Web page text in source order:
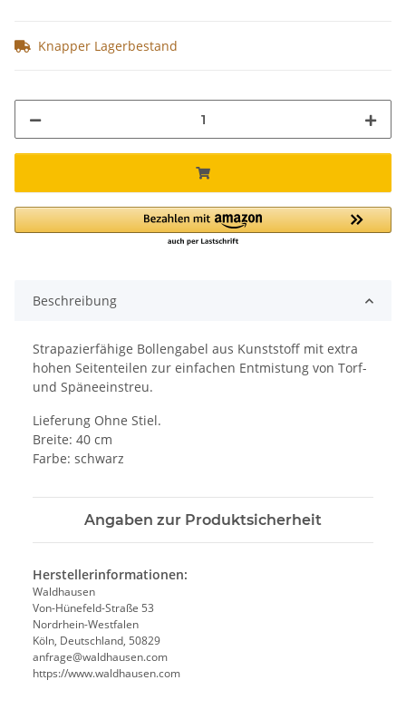
Knapper Lagerbestand
Beschreibung
Strapazierfähige Bollengabel aus Kunststoff mit extra
hohen Seitenteilen zur einfachen Entmistung von Torf-
und Späneeinstreu.
Lieferung Ohne Stiel.
Breite: 40 cm
Farbe: schwarz
Angaben zur Produktsicherheit
Herstellerinformationen:
Waldhausen
Von-Hünefeld-Straße 53
Nordrhein-Westfalen
Köln, Deutschland, 50829
anfrage@waldhausen.com
https://www.waldhausen.com